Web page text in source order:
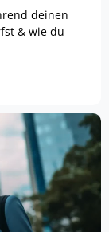
deinen
& wie du